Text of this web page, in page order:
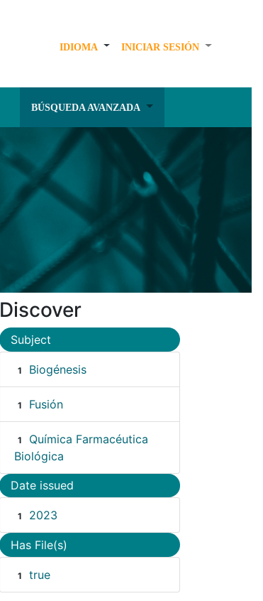
IDIOMA INICIAR SESIÓN
BÚSQUEDA AVANZADA
Discover
Subject
1 Biogénesis
1 Fusión
1
Química Farmacéutica
Biológica
Date issued
1 2023
Has File(s)
1 true